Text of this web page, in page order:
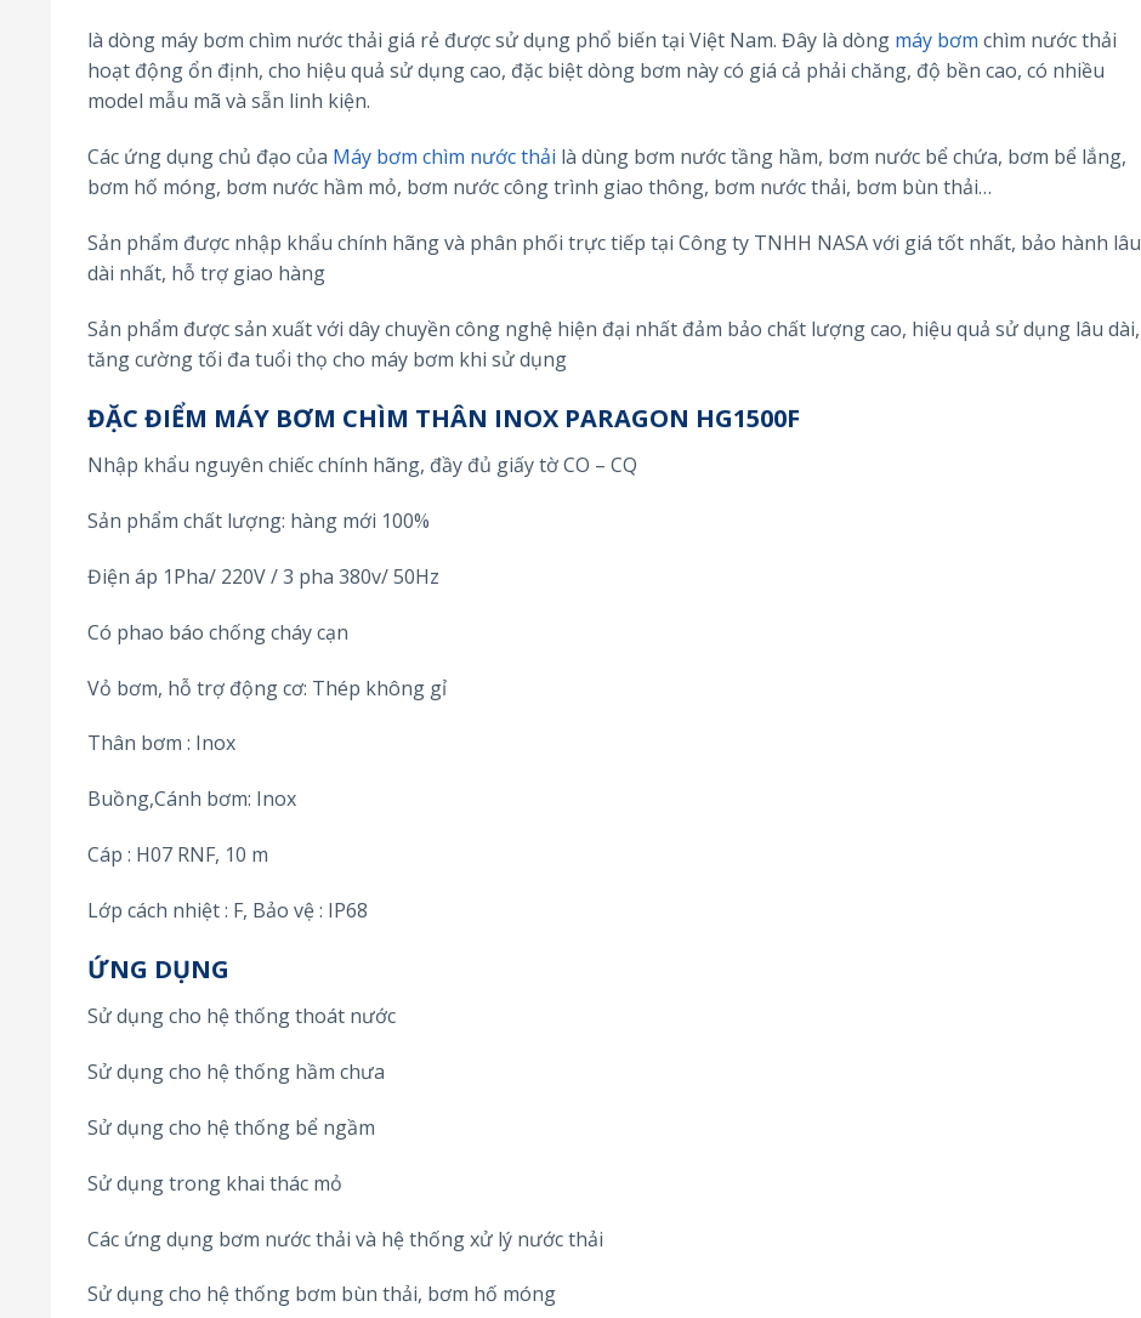
là dòng máy bơm chìm nước thải giá rẻ được sử dụng phổ biến tại Việt Nam. Đây là dòng máy bơm chìm nước thải
hoạt động ổn định, cho hiệu quả sử dụng cao, đặc biệt dòng bơm này có giá cả phải chăng, độ bền cao, có nhiều
model mẫu mã và sẵn linh kiện.
Các ứng dụng chủ đạo của Máy bơm chìm nước thải là dùng bơm nước tầng hầm, bơm nước bể chứa, bơm bể lắng,
bơm hố móng, bơm nước hầm mỏ, bơm nước công trình giao thông, bơm nước thải, bơm bùn thải…
Sản phẩm được nhập khẩu chính hãng và phân phối trực tiếp tại Công ty TNHH NASA với giá tốt nhất, bảo hành lâu
dài nhất, hỗ trợ giao hàng
Sản phẩm được sản xuất với dây chuyền công nghệ hiện đại nhất đảm bảo chất lượng cao, hiệu quả sử dụng lâu dài,
tăng cường tối đa tuổi thọ cho máy bơm khi sử dụng
ĐẶC ĐIỂM MÁY BƠM CHÌM THÂN INOX PARAGON HG1500F
Nhập khẩu nguyên chiếc chính hãng, đầy đủ giấy tờ CO – CQ
Sản phẩm chất lượng: hàng mới 100%
Điện áp 1Pha/ 220V / 3 pha 380v/ 50Hz
Có phao báo chống cháy cạn
Vỏ bơm, hỗ trợ động cơ: Thép không gỉ
Thân bơm : Inox
Buồng,Cánh bơm: Inox
Cáp : H07 RNF, 10 m
Lớp cách nhiệt : F, Bảo vệ : IP68
ỨNG DỤNG
Sử dụng cho hệ thống thoát nước
Sử dụng cho hệ thống hầm chưa
Sử dụng cho hệ thống bể ngầm
Sử dụng trong khai thác mỏ
Các ứng dụng bơm nước thải và hệ thống xử lý nước thải
Sử dụng cho hệ thống bơm bùn thải, bơm hố móng